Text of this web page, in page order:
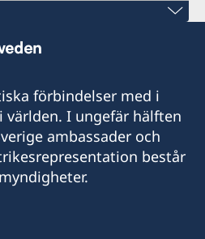
i Rijeka
i Split
1 J
i Dubrovnik
förbindelser med i
I ungefär hälften
ambassader och
består